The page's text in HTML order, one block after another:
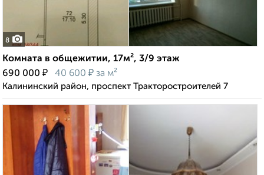
8
Комната в общежитии, 17м², 3/9 этаж
690 000 ₽ 40 600 ₽ за м²
Калининский район, проспект Тракторостроителей 7